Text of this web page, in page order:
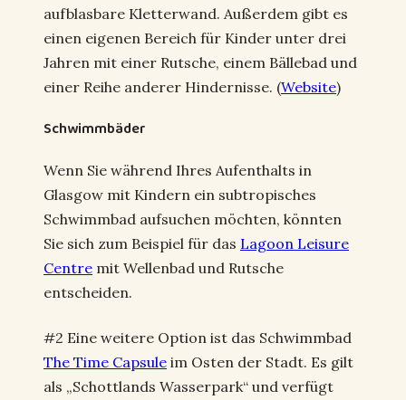
aufblasbare Kletterwand. Außerdem gibt es
einen eigenen Bereich für Kinder unter drei
Jahren mit einer Rutsche, einem Bällebad und
einer Reihe anderer Hindernisse. (Website)
Schwimmbäder
Wenn Sie während Ihres Aufenthalts in
Glasgow mit Kindern ein subtropisches
Schwimmbad aufsuchen möchten, könnten
Sie sich zum Beispiel für das Lagoon Leisure
Centre mit Wellenbad und Rutsche
entscheiden.
#2 Eine weitere Option ist das Schwimmbad
The Time Capsule im Osten der Stadt. Es gilt
als „Schottlands Wasserpark“ und verfügt